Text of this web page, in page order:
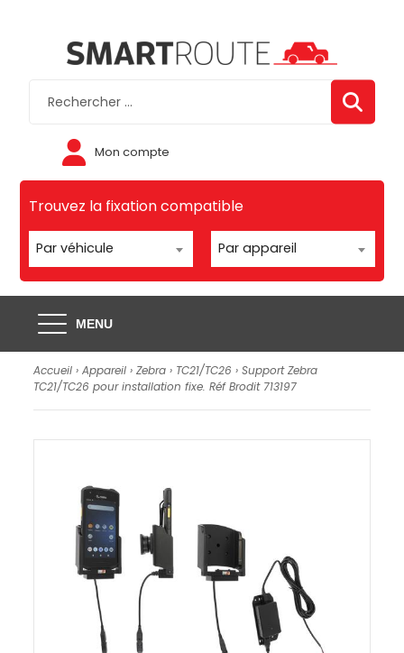
Mon compte
Trouvez la fixation compatible
Par véhicule Par appareil
MENU
Accueil ›Appareil ›Zebra › TC21/TC26 › Support Zebra
TC21/TC26 pour installation fixe. Réf Brodit 713197